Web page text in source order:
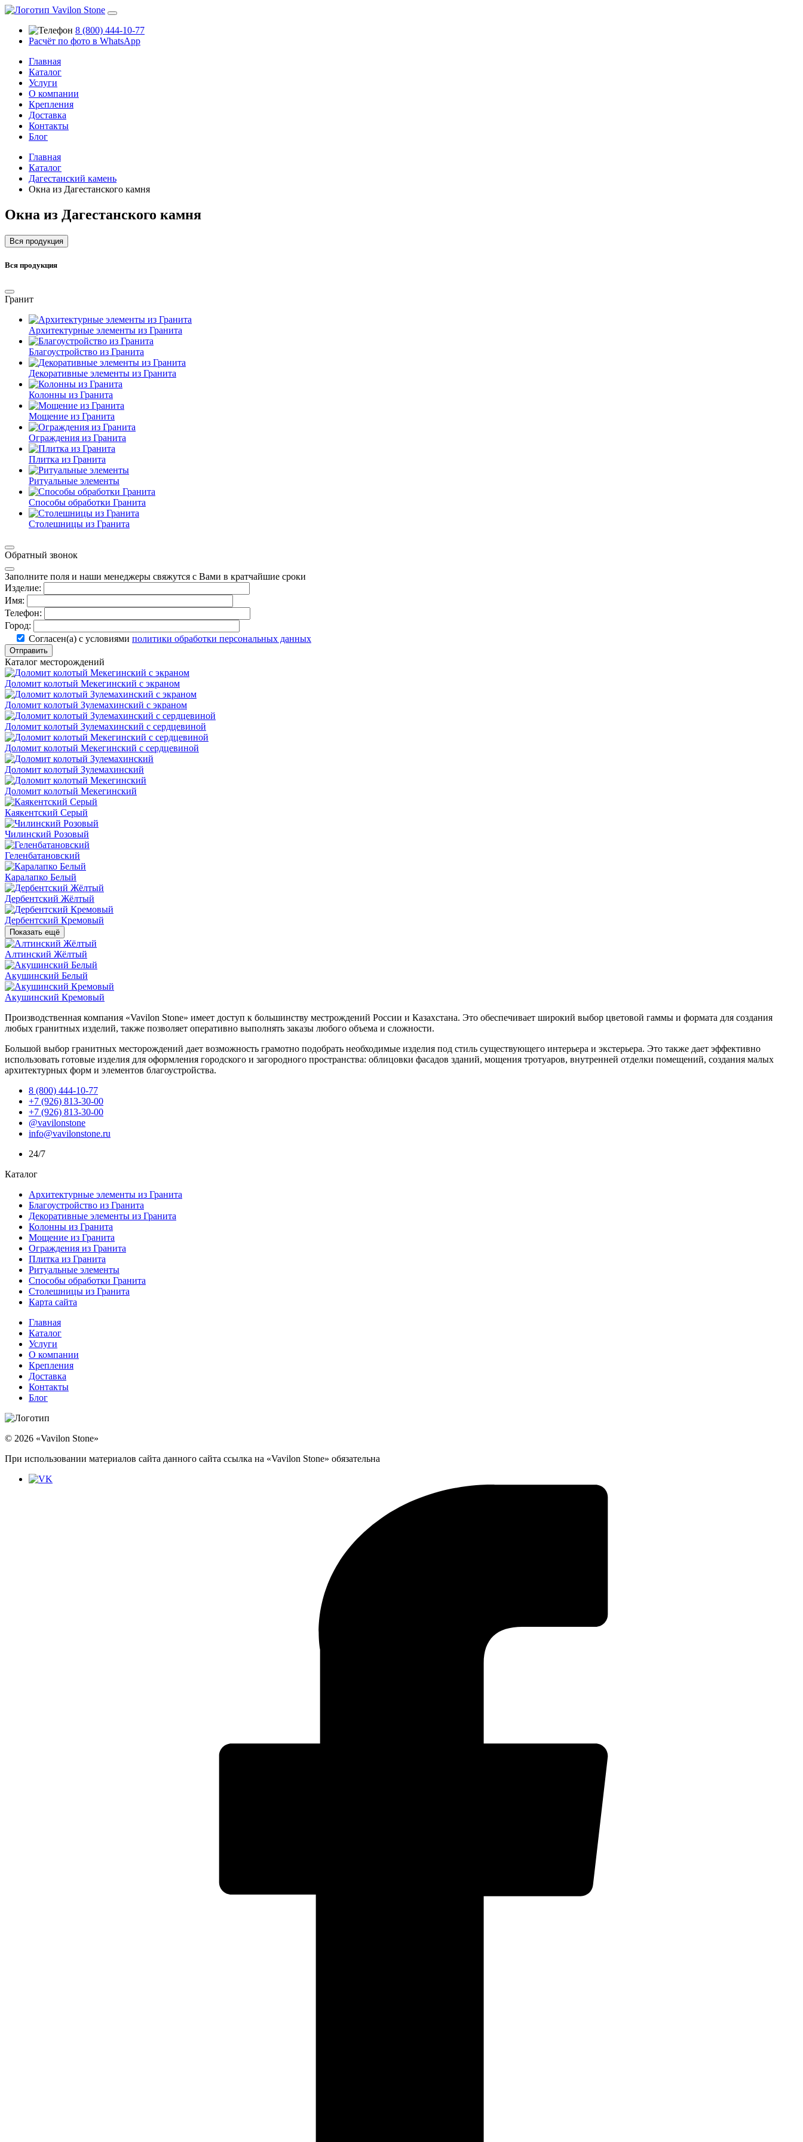
8 (800) 444-10-77
Расчёт по фото в WhatsApp
Главная
Каталог
Услуги
О компании
Крепления
Доставка
Контакты
Блог
Главная
Каталог
Дагестанский камень
Окна из Дагестанского камня
Окна из Дагестанского камня
Вся продукция
Вся продукция
Гранит
Архитектурные элементы из Гранита
Благоустройство из Гранита
Декоративные элементы из Гранита
Колонны из Гранита
Мощение из Гранита
Ограждения из Гранита
Плитка из Гранита
Ритуальные элементы
Способы обработки Гранита
Столешницы из Гранита
Обратный звонок
Заполните поля и наши менеджеры свяжутся с Вами в кратчайшие сроки
Изделие:
Имя:
Телефон:
Город:
Согласен(а) с условиями политики обработки персональных данных
Отправить
Каталог месторождений
Доломит колотый Мекегинский с экраном
Доломит колотый Зулемахинский с экраном
Доломит колотый Зулемахинский с сердцевиной
Доломит колотый Мекегинский с сердцевиной
Доломит колотый Зулемахинский
Доломит колотый Мекегинский
Каякентский Серый
Чилинский Розовый
Геленбатановский
Каралапко Белый
Дербентский Жёлтый
Дербентский Кремовый
Показать ещё
Алтинский Жёлтый
Акушинский Белый
Акушинский Кремовый
Производственная компания «Vavilon Stone» имеет доступ к большинству местрождений России и Казахстана. Это обеспечивает широкий выбор цветовой гаммы и формата для создания
любых гранитных изделий, также позволяет оперативно выполнять заказы любого объема и сложности.
Большой выбор гранитных месторождений дает возможность грамотно подобрать необходимые изделия под стиль существующего интерьера и экстерьера. Это также дает эффективно
использовать готовые изделия для оформления городского и загородного пространства: облицовки фасадов зданий, мощения тротуаров, внутренней отделки помещений, создания малых
архитектурных форм и элементов благоустройства.
8 (800) 444-10-77
+7 (926) 813-30-00
+7 (926) 813-30-00
@vavilonstone
info@vavilonstone.ru
24/7
Каталог
Архитектурные элементы из Гранита
Благоустройство из Гранита
Декоративные элементы из Гранита
Колонны из Гранита
Мощение из Гранита
Ограждения из Гранита
Плитка из Гранита
Ритуальные элементы
Способы обработки Гранита
Столешницы из Гранита
Карта сайта
Главная
Каталог
Услуги
О компании
Крепления
Доставка
Контакты
Блог
© 2026 «Vavilon Stone»
При использовании материалов сайта данного сайта ссылка на «Vavilon Stone» обязательна